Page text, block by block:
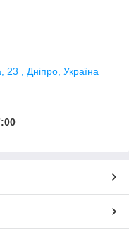
, Дніпро, Україна